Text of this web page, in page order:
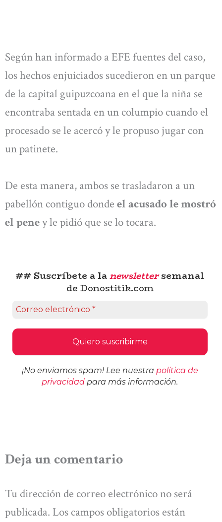
Según han informado a EFE fuentes del caso,
los hechos enjuiciados sucedieron en un parque
de la capital guipuzcoana en el que la niña se
encontraba sentada en un columpio cuando el
procesado se le acercó y le propuso jugar con
un patinete.
De esta manera, ambos se trasladaron a un
pabellón contiguo donde el acusado le mostró
el peney le pidió que se lo tocara.
## Suscríbete a lanewslettersemanal
de Donostitik.com
¡No enviamos spam! Lee nuestra política de
privacidad para más información.
Deja un comentario
Tu dirección de correo electrónico no será
publicada. Los campos obligatorios están